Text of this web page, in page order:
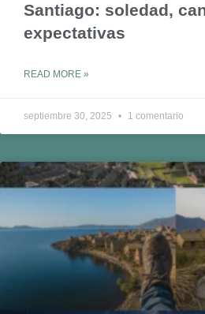
Santiago: soledad,
expectativas
READ MORE »
septiembre 30, 2025 1 comentario